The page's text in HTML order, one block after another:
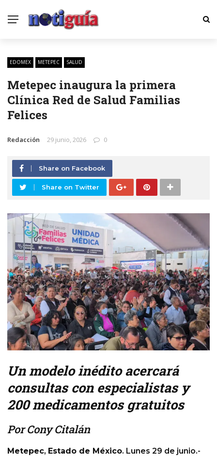
EDOMEX METEPEC SALUD
Metepec inaugura la primera
Clínica Red de Salud Familias
Felices
Redacción 29 junio, 2026 0
Share on Facebook
Share on Twitter
Un modelo inédito acercará
consultas con especialistas y
200 medicamentos gratuitos
Por Cony Citalán
Metepec, Estado de México. Lunes 29 de junio.-